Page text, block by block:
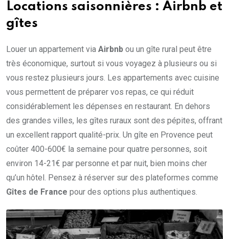
Locations saisonnières : Airbnb et
gîtes
Louer un appartement via Airbnb ou un gîte rural peut être
très économique, surtout si vous voyagez à plusieurs ou si
vous restez plusieurs jours. Les appartements avec cuisine
vous permettent de préparer vos repas, ce qui réduit
considérablement les dépenses en restaurant. En dehors
des grandes villes, les gîtes ruraux sont des pépites, offrant
un excellent rapport qualité-prix. Un gîte en Provence peut
coûter 400-600€ la semaine pour quatre personnes, soit
environ 14-21€ par personne et par nuit, bien moins cher
qu’un hôtel. Pensez à réserver sur des plateformes comme
Gîtes de France pour des options plus authentiques.